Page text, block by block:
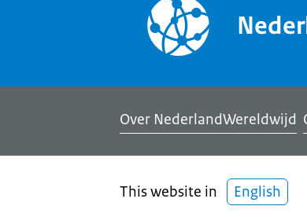
Over NederlandWereldwijd
This website in English